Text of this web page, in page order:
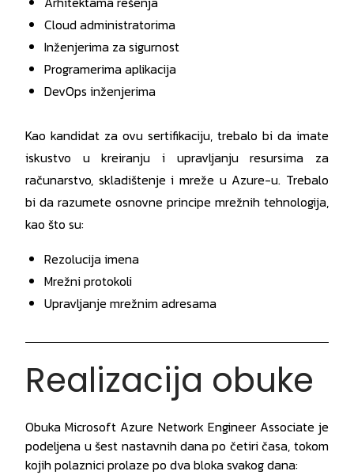
Cloud administratorima
Inženjerima za sigurnost
Programerima aplikacija
DevOps inženjerima
Kao kandidat za ovu sertifikaciju, trebalo bi da imate
iskustvo u kreiranju i upravljanju resursima za
računarstvo, skladištenje i mreže u Azure-u. Trebalo
bi da razumete osnovne principe mrežnih tehnologija,
kao što su:
Rezolucija imena
Mrežni protokoli
Upravljanje mrežnim adresama
Realizacija obuke
Obuka Microsoft Azure Network Engineer Associate je
podeljena u šest nastavnih dana po četiri časa, tokom
kojih polaznici prolaze po dva bloka svakog dana: